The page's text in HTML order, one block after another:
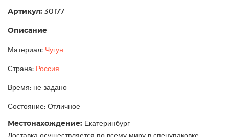
Артикул: 30177
Описание
Материал: Чугун
Страна: Россия
Время: не задано
Состояние: Отличное
Местонахождение: Екатеринбург
Доставка осуществляется по всему миру в спецупаковке